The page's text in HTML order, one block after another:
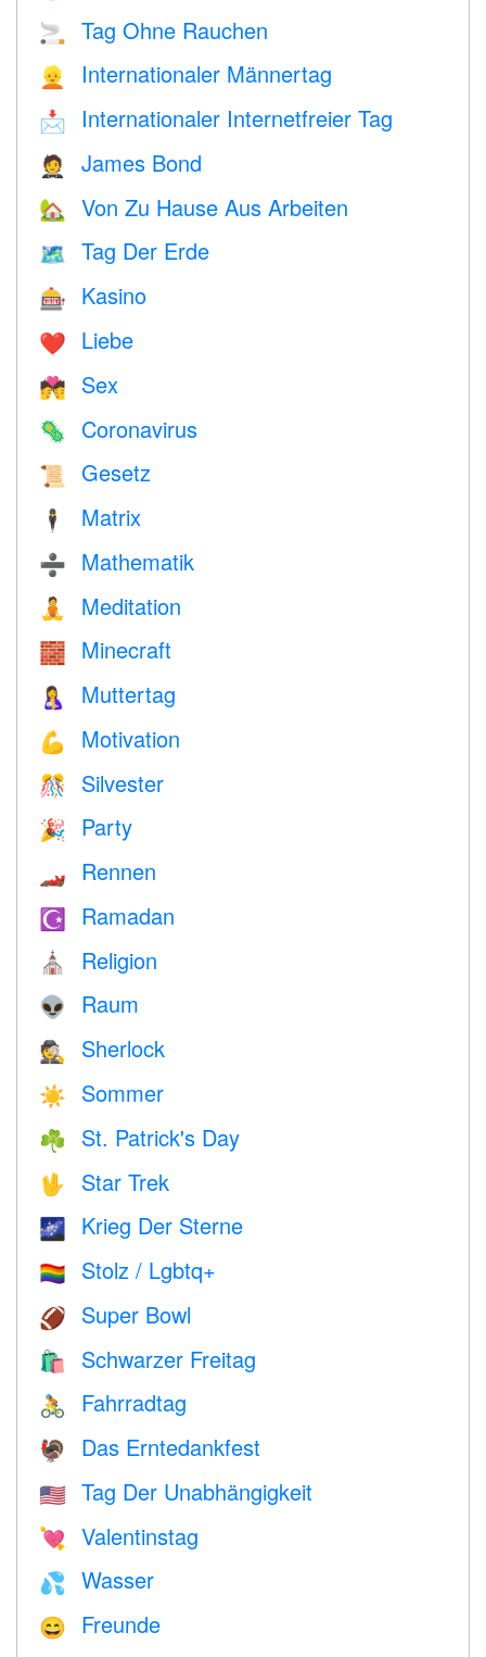
🚬 Tag Ohne Rauchen
👱 Internationaler Männertag
📩 Internationaler Internetfreier Tag
🤵 James Bond
🏡 Von Zu Hause Aus Arbeiten
🗺️ Tag Der Erde
🎰 Kasino
❤️️ Liebe
💏 Sex
🦠 Coronavirus
📜 Gesetz
🕴️ Matrix
➗ Mathematik
🧘 Meditation
🧱 Minecraft
🤱 Muttertag
💪 Motivation
🎊 Silvester
🎉 Party
🏎 Rennen
☪️ Ramadan
⛪️ Religion
👽 Raum
🕵️ Sherlock
☀️ Sommer
☘️ St. Patrick's Day
🖖 Star Trek
🌌 Krieg Der Sterne
🏳️‍🌈 Stolz / Lgbtq+
🏈 Super Bowl
🛍 Schwarzer Freitag
🚴 Fahrradtag
🦃 Das Erntedankfest
🇺🇸 Tag Der Unabhängigkeit
💘 Valentinstag
💦 Wasser
😄 Freunde